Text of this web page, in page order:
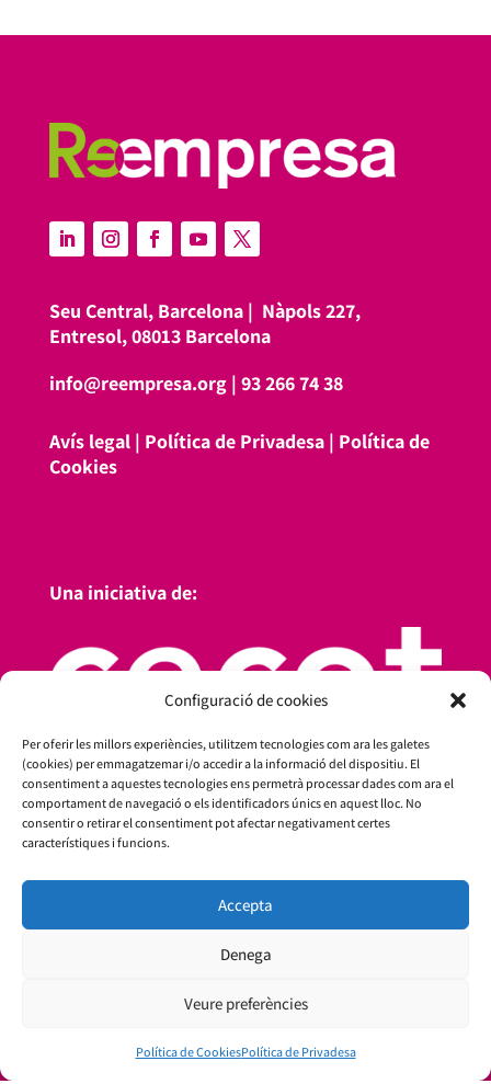
Configuració de cookies
Per oferir les millors experiències, utilitzem tecnologies com ara les galetes
(cookies) per emmagatzemar i/o accedir a la informació del dispositiu. El
consentiment a aquestes tecnologies ens permetrà processar dades com ara el
comportament de navegació o els identificadors únics en aquest lloc. No
consentir o retirar el consentiment pot afectar negativament certes
característiques i funcions.
Accepta
Denega
Veure preferències
Política de CookiesPolítica de Privadesa
Seu Central, Barcelona | Nàpols 227,
Entresol, 08013 Barcelona
info@reempresa.org| 93 266 74 38
Avís legal| Política de Privadesa| Política de
Cookies
Una iniciativa de: